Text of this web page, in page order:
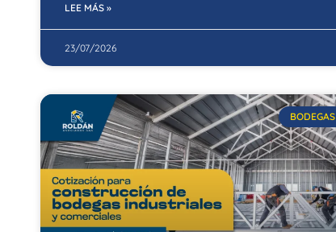
LEE MÁS »
23/07/2026
BODEGAS